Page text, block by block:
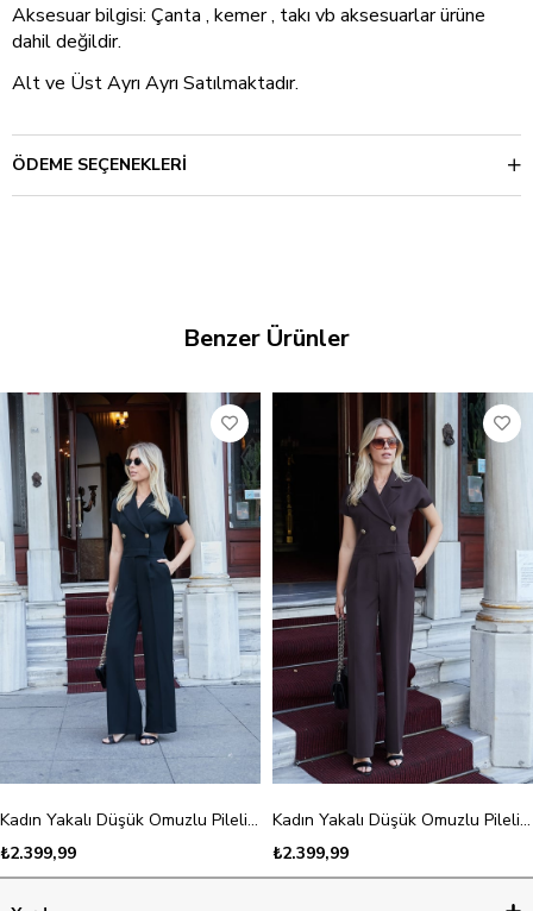
Aksesuar bilgisi: Çanta , kemer , takı vb aksesuarlar ürüne
dahil değildir.
Alt ve Üst Ayrı Ayrı Satılmaktadır.
ÖDEME SEÇENEKLERI
Benzer Ürünler
Kadın Yakalı Düşük Omuzlu Pileli Yan Cepli Bol Paça Tulum-Siyah
₺2.399,99
Kadın Yakalı Düşük Omuzlu Pileli Yan Cepli Bol Paça Tulum-Kahve
₺2.399,99